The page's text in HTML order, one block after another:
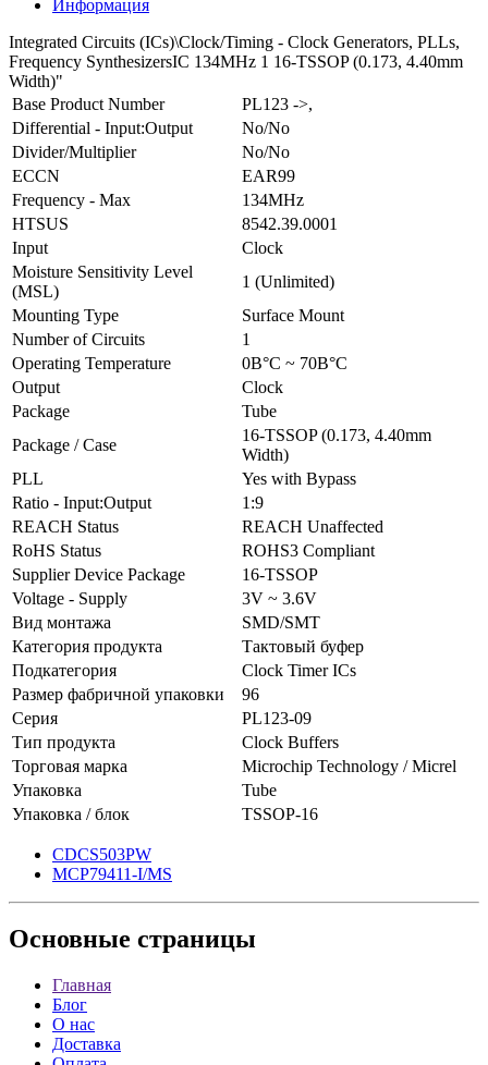
Информация
Integrated Circuits (ICs)\Clock/Timing - Clock Generators, PLLs,
Frequency SynthesizersIC 134MHz 1 16-TSSOP (0.173, 4.40mm
Width)"
Base Product Number
PL123 ->,
Differential - Input:Output
No/No
Divider/Multiplier
No/No
ECCN
EAR99
Frequency - Max
134MHz
HTSUS
8542.39.0001
Input
Clock
Moisture Sensitivity Level
(MSL)
1 (Unlimited)
Mounting Type
Surface Mount
Number of Circuits
1
Operating Temperature
0В°C ~ 70В°C
Output
Clock
Package
Tube
Package / Case
16-TSSOP (0.173, 4.40mm
Width)
PLL
Yes with Bypass
Ratio - Input:Output
1:9
REACH Status
REACH Unaffected
RoHS Status
ROHS3 Compliant
Supplier Device Package
16-TSSOP
Voltage - Supply
3V ~ 3.6V
Вид монтажа
SMD/SMT
Категория продукта
Тактовый буфер
Подкатегория
Clock Timer ICs
Размер фабричной упаковки
96
Серия
PL123-09
Тип продукта
Clock Buffers
Торговая марка
Microchip Technology / Micrel
Упаковка
Tube
Упаковка / блок
TSSOP-16
CDCS503PW
MCP79411-I/MS
Основные страницы
Главная
Блог
О нас
Доставка